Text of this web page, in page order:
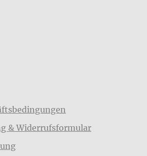
Instagram
auf Mastodon
& Widerrufsformular